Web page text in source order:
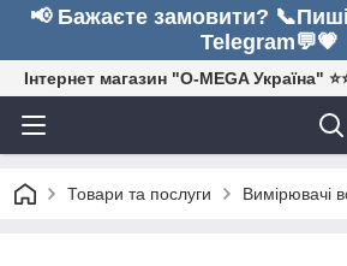
📢 Бажаєте замовити?
Telegram💬💗
Інтернет магазин "O-MEGA Україна"
Товари та послуги Вимірювачі